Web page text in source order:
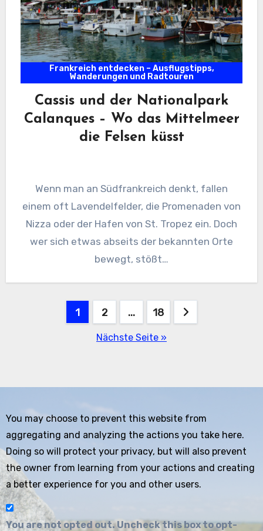
Frankreich entdecken – Ausflugstipps,
Wanderungen und Radtouren
Cassis und der Nationalpark
Calanques – Wo das Mittelmeer
die Felsen küsst
Wenn man an Südfrankreich denkt, fallen
einem oft Lavendelfelder, die Promenaden von
Nizza oder der Hafen von St. Tropez ein. Doch
wer sich etwas abseits der bekannten Orte
bewegt, stößt…
Seitennummerierung
1 2 … 18
Nächste Seite »
You may choose to prevent this website from
aggregating and analyzing the actions you take here.
Doing so will protect your privacy, but will also prevent
the owner from learning from your actions and creating
a better experience for you and other users.
You are not opted out. Uncheck this box to opt-